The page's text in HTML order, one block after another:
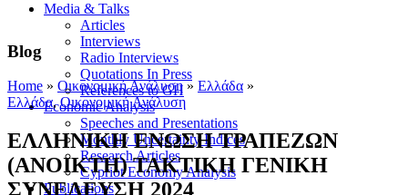
Media & Talks
Articles
Interviews
Radio Interviews
Quotations In Press
References to GH
Economic Analysis
Speeches and Presentations
Monthly Uncertainty Indices
Research Articles
Cypriot Economy Analysis
Publications
Blog
Home » Οικονομική Ανάλυση» Ελλάδα »
Ελλάδα,Οικονομική Ανάλυση
ΕΛΛΗΝΙΚΗ ΕΝΩΣΗ ΤΡΑΠΕΖΩΝ
(ΑΝΟΙΚΤΗ) ΤΑΚΤΙΚΗ ΓΕΝΙΚΗ
ΣΥΝΕΛΕΥΣΗ 2024